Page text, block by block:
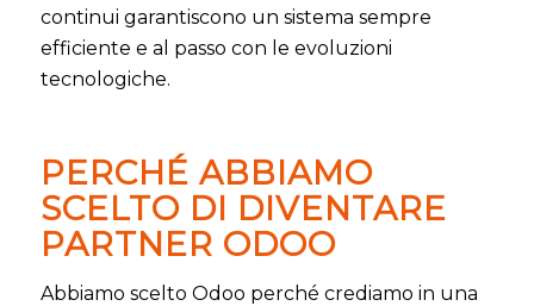
continui garantiscono un sistema sempre
efficiente e al passo con le evoluzioni
tecnologiche.
PERCHÉ ABBIAMO
SCELTO DI DIVENTARE
PARTNER ODOO
Abbiamo scelto Odoo perché crediamo in una